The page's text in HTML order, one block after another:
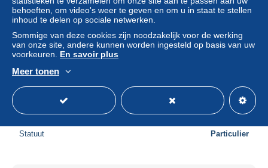
lazio-civitavecchia panorama del porto e della citta visto
dal faro trajano primissimi 900
± US$ 7,80
Statuut Particulier
behoeften, om video's weer te geven en om u in staat te stellen
inhoud te delen op sociale netwerken.
Sommige van deze cookies zijn noodzakelijk voor de werking
van onze site, andere kunnen worden ingesteld op basis van uw
voorkeuren. En savoir plus
Meer tonen